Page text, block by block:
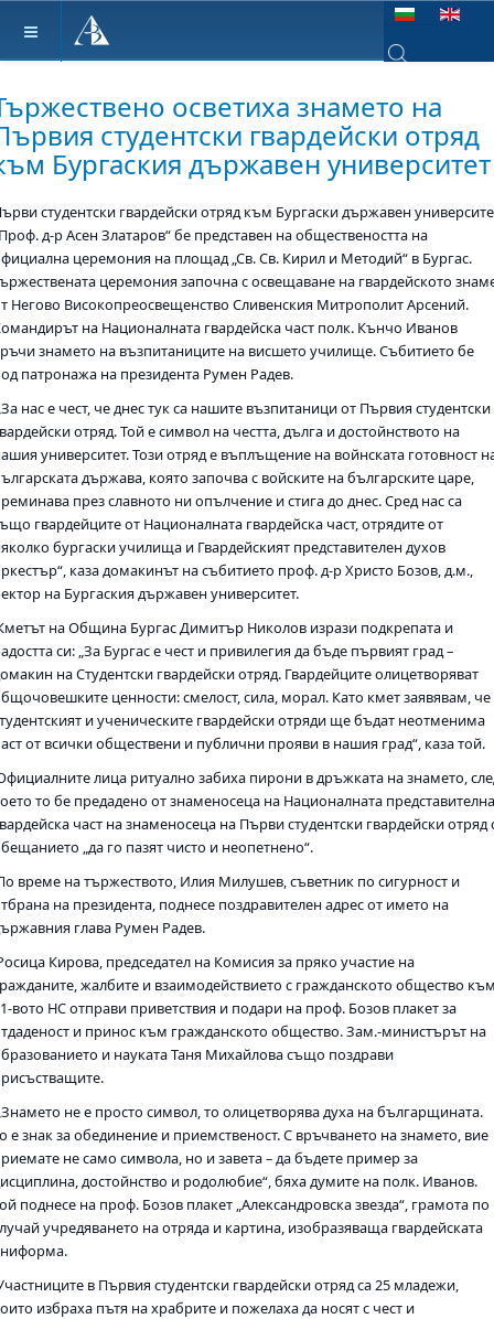
Изберете език
осветиха знамето на
студентски гвардейски отряд
Бургаския държавен университет
студентски гвардейски отряд към Бургаски държавен
д-р Асен Златаров“ бе представен на обществеността на
церемония на площад „Св. Св. Кирил и Методий“ в Бургас.
церемония започна с освещаване на гвардейското
Негово Високопреосвещенство Сливенския Митрополит Арсений.
на Националната гвардейска част полк. Кънчо Иванов
знамето на възпитаниците на висшето училище. Събитието бе
патронажа на президента Румен Радев.
нас е чест, че днес тук са нашите възпитаници от Първия студентски
отряд. Той е символ на честта, дълга и достойнството на
университет. Този отряд е въплъщение на войнската готовност
държава, която започва с войските на българските царе,
през славното ни опълчение и стига до днес. Сред нас са
гвардейците от Националната гвардейска част, отрядите от
бургаски училища и Гвардейският представителен духов
каза домакинът на събитието проф. д-р Христо Бозов, д.м.,
на Бургаския държавен университет.
на Община Бургас Димитър Николов изрази подкрепата и
си: „За Бургас е чест и привилегия да бъде първият град –
на Студентски гвардейски отряд. Гвардейците олицетворяват
ценности: смелост, сила, морал. Като кмет заявявам, че
и ученическите гвардейски отряди ще бъдат неотменима
от всички обществени и публични прояви в нашия град“, каза той.
лица ритуално забиха пирони в дръжката на знамето,
то бе предадено от знаменосеца на Националната
част на знаменосеца на Първи студентски гвардейски отряд
„да го пазят чисто и неопетнено“.
време на тържеството, Илия Милушев, съветник по сигурност и
на президента, поднесе поздравителен адрес от името на
глава Румен Радев.
Кирова, председател на Комисия за пряко участие на
жалбите и взаимодействието с гражданското общество
вото НС отправи приветствия и подари на проф. Бозов плакет за
и принос към гражданското общество. Зам.-министърът на
и науката Таня Михайлова също поздрави
не е просто символ, то олицетворява духа на българщината.
е знак за обединение и приемственост. С връчването на знамето, вие
не само символа, но и завета – да бъдете пример за
достойнство и родолюбие“, бяха думите на полк. Иванов.
поднесе на проф. Бозов плакет „Александровска звезда“, грамота по
учредяването на отряда и картина, изобразяваща гвардейската
в Първия студентски гвардейски отряд са 25 младежи,
избраха пътя на храбрите и пожелаха да носят с чест и